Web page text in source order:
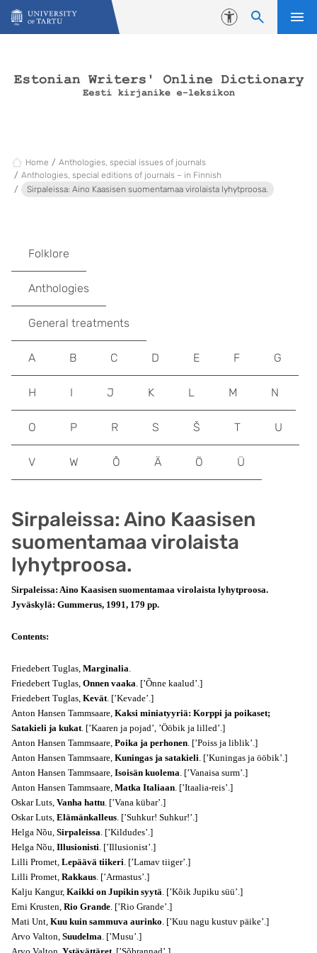
Skip to content
Accessibility
Home
Anthologies, special issues of journals
Anthologies, special editions of journals – in Finnish
Sirpaleissa: Aino Kaasisen suomentamaa virolaista lyhytproosa.
Sirpaleissa: Aino Kaasisen
suomentamaa virolaista
lyhytproosa.
Sirpaleissa: Aino Kaasisen suomentamaa virolaista lyhytproosa.
Jyväskylä: Gummerus, 1991, 179 pp.
Contents:
Friedebert Tuglas, Marginalia.
Friedebert Tuglas, Onnen vaaka. [’Õnne kaalud’.]
Friedebert Tuglas, Kevät. [’Kevade’.]
Anton Hansen Tammsaare, Kaksi miniatyyriä: Korppi ja poikaset;
Satakieli ja kukat. [’Kaaren ja pojad’, ’Ööbik ja lilled’.]
Anton Hansen Tammsaare, Poika ja perhonen. [’Poiss ja liblik’.]
Anton Hansen Tammsaare, Kuningas ja satakieli. [’Kuningas ja ööbik’.]
Anton Hansen Tammsaare, Isoisän kuolema. [’Vanaisa surm’.]
Anton Hansen Tammsaare, Matka Italiaan. [’Itaalia-reis’.]
Oskar Luts, Vanha hattu. [’Vana kübar’.]
Oskar Luts, Elämänkalleus. [’Suhkur! Suhkur!’.]
Helga Nõu, Sirpaleissa. [’Kildudes’.]
Helga Nõu, Illusionisti. [’Illusionist’.]
Lilli Promet, Lepäävä tiikeri. [’Lamav tiiger’.]
Lilli Promet, Rakkaus. [’Armastus’.]
Kalju Kangur, Kaikki on Jupikin syytä. [’Kõik Jupiku süü’.]
Erni Krusten, Rio Grande. [’Rio Grande’.]
Mati Unt, Kuu kuin sammuva aurinko. [’Kuu nagu kustuv päike’.]
Arvo Valton, Suudelma. [’Musu’.]
Folklore
Anthologies
General treatments
A B C D E F G
H I J K L M N
O P R S Š T U
V W Õ Ä Ö Ü